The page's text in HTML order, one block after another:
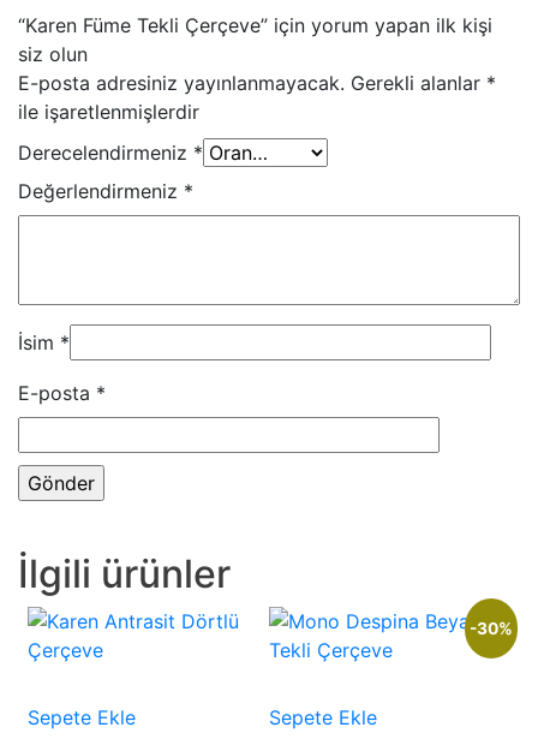
“Karen Füme Tekli Çerçeve” için yorum yapan ilk kişi
siz olun
E-posta adresiniz yayınlanmayacak. Gerekli alanlar *
ile işaretlenmişlerdir
Derecelendirmeniz *
Değerlendirmeniz *
İsim *
E-posta *
İlgili ürünler
Sepete Ekle
Sepete Ekle
-30%